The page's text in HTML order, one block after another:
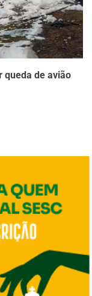
queda de avião